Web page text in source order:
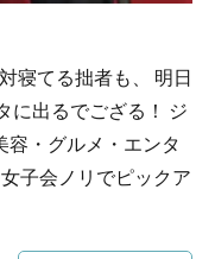
寝てる拙者も、 明日
に出るでござる！ ジ
容・グルメ・エンタ
子会ノリでピックア